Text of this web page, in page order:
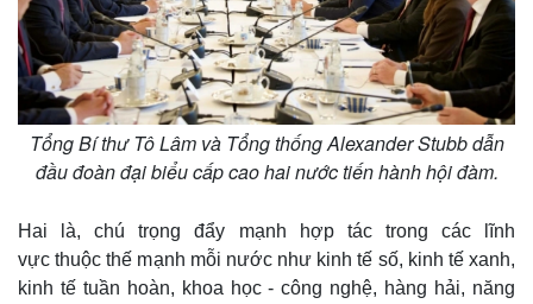
Tổng Bí thư Tô Lâm và Tổng thống Alexander Stubb dẫn
đầu đoàn đại biểu cấp cao hai nước tiến hành hội đàm.
Hai là, chú trọng đẩy mạnh hợp tác trong các lĩnh
vực thuộc thế mạnh mỗi nước như kinh tế số, kinh tế xanh,
kinh tế tuần hoàn, khoa học - công nghệ, hàng hải, năng